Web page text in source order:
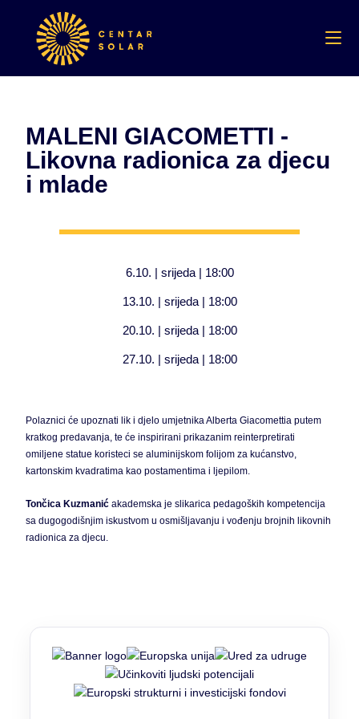
MALENI GIACOMETTI -
Likovna radionica za djecu
i mlade
6.10. | srijeda | 18:00
13.10. | srijeda | 18:00
20.10. | srijeda | 18:00
27.10. | srijeda | 18:00
Polaznici će upoznati lik i djelo umjetnika Alberta Giacomettia putem
kratkog predavanja, te će inspirirani prikazanim reinterpretirati
omiljene statue koristeci se aluminijskom folijom za kućanstvo,
kartonskim kvadratima kao postamentima i ljepilom.
Tončica Kuzmanić akademska je slikarica pedagoških kompetencija
sa dugogodišnjim iskustvom u osmišljavanju i vođenju brojnih likovnih
radionica za djecu.